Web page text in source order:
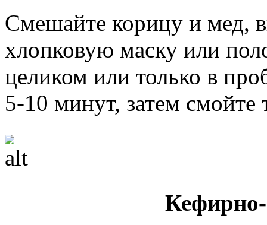
Смешайте корицу и мед,
хлопковую маску или
целиком или только в
5-10 минут, затем смойте